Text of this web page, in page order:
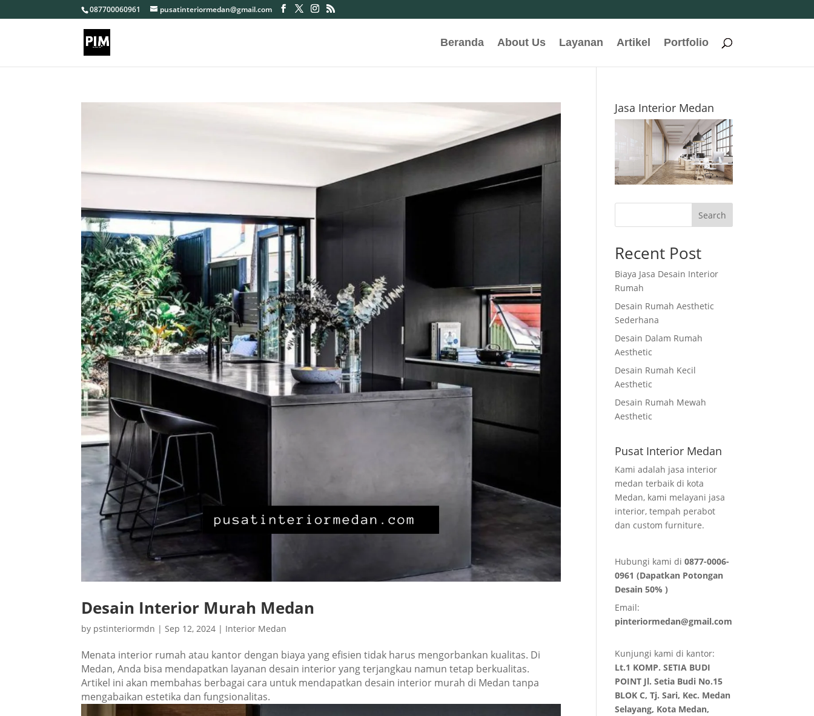
087700060961 pusatinteriormedan@gmail.com
Beranda About Us Layanan Artikel Portfolio
Desain Interior Murah Medan
by pstinteriormdn | Sep 12, 2024 | Interior Medan
Menata interior rumah atau kantor dengan biaya yang efisien tidak harus mengorbankan kualitas. Di
Medan, Anda bisa mendapatkan layanan desain interior yang terjangkau namun tetap berkualitas.
Artikel ini akan membahas berbagai cara untuk mendapatkan desain interior murah di Medan tanpa
mengabaikan estetika dan fungsionalitas.
Jasa Interior Medan
Search
Recent Post
Biaya Jasa Desain Interior
Rumah
Desain Rumah Aesthetic
Sederhana
Desain Dalam Rumah
Aesthetic
Desain Rumah Kecil
Aesthetic
Desain Rumah Mewah
Aesthetic
Pusat Interior Medan
Kami adalah jasa interior
medan terbaik di kota
Medan, kami melayani jasa
interior, tempah perabot
dan custom furniture.
Hubungi kami di0877-0006-
0961 (Dapatkan Potongan
Desain 50% )
Email:
pinteriormedan@gmail.com
Kunjungi kami di kantor:
Lt.1 KOMP. SETIA BUDI
POINT Jl. Setia Budi No.15
BLOK C, Tj. Sari, Kec. Medan
Selayang, Kota Medan,